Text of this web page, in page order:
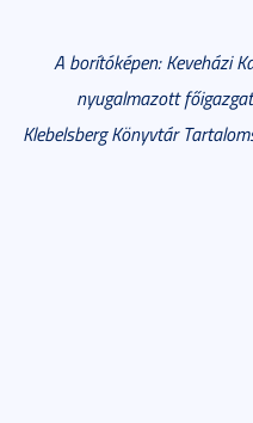
A borítóképen: Keveházi
nyugalmazott
Klebelsberg Könyvtár